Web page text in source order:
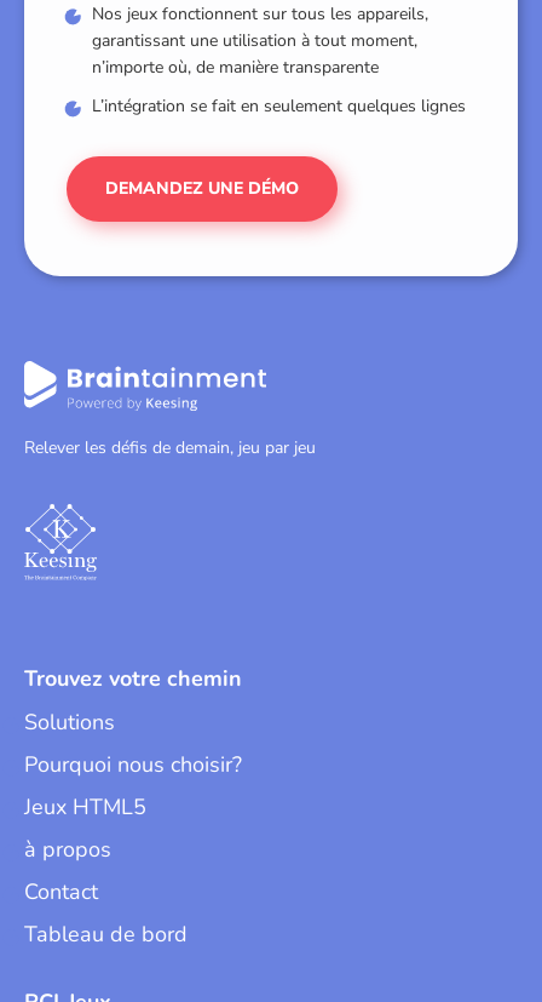
Nos jeux fonctionnent sur tous les appareils,
garantissant une utilisation à tout moment,
n’importe où, de manière transparente
L’intégration se fait en seulement quelques lignes
DEMANDEZ UNE DÉMO
Relever les défis de demain, jeu par jeu
Trouvez votre chemin
Solutions
Pourquoi nous choisir?
Jeux HTML5
à propos
Contact
Tableau de bord